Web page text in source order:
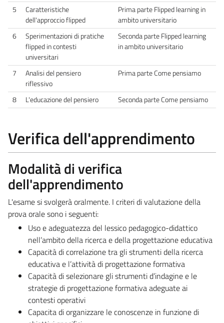
5
Caratteristiche
dell'approccio flipped
Prima parte Flipped learning in
ambito universitario
6
Sperimentazioni di pratiche
flipped in contesti
universitari
Seconda parte Flipped learning
in ambito universitario
7
Analisi del pensiero
riflessivo
Prima parte Come pensiamo
8 L'educazione del pensiero Seconda parte Come pensiamo
Verifica dell'apprendimento
Modalità di verifica
dell'apprendimento
L'esame si svolgerà oralmente. I criteri di valutazione della
prova orale sono i seguenti:
Uso e adeguatezza del lessico pedagogico-didattico
nell’ambito della ricerca e della progettazione educativa
Capacità di correlazione tra gli strumenti della ricerca
educativa e l’attività di progettazione formativa
Capacità di selezionare gli strumenti d’indagine e le
strategie di progettazione formativa adeguate ai
contesti operativi
Capacita di organizzare le conoscenze in funzione di